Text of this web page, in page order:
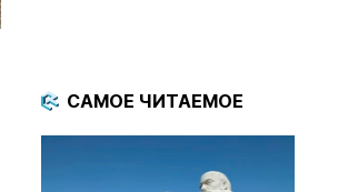
САМОЕ ЧИТАЕМОЕ